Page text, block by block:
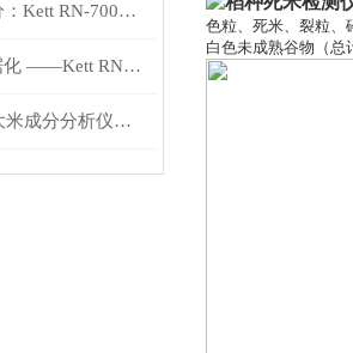
糙米21类超细区分：Kett RN-700以科研级精度，重塑大米外观品质检测标准
一粒米的品质数据化 ——Kett RN-700 米质外观精准分析方案
用KETT AN-920大米成分分析仪，让食味值与成分成为品质与价格的科学标尺
色粒、死米、裂粒、
白色未成熟谷物（总